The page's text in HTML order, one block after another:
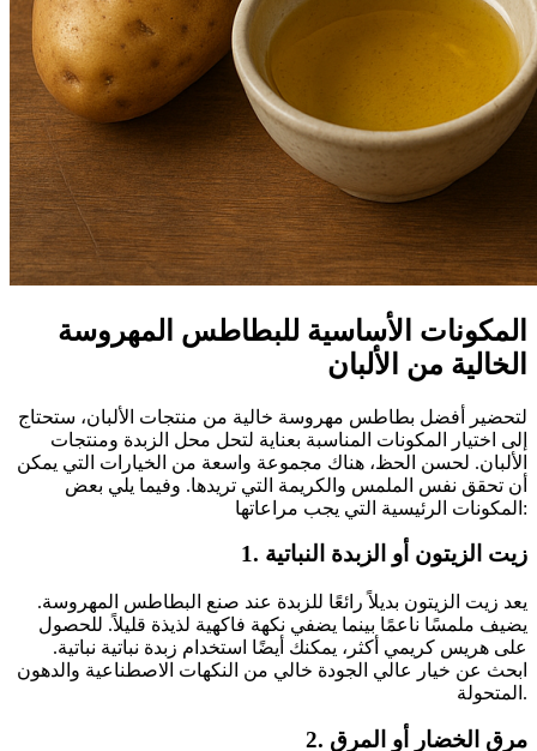
المكونات الأساسية للبطاطس المهروسة
الخالية من الألبان
لتحضير أفضل بطاطس مهروسة خالية من منتجات الألبان، ستحتاج
إلى اختيار المكونات المناسبة بعناية لتحل محل الزبدة ومنتجات
الألبان. لحسن الحظ، هناك مجموعة واسعة من الخيارات التي يمكن
أن تحقق نفس الملمس والكريمة التي تريدها. وفيما يلي بعض
المكونات الرئيسية التي يجب مراعاتها:
1. زيت الزيتون أو الزبدة النباتية
يعد زيت الزيتون بديلاً رائعًا للزبدة عند صنع البطاطس المهروسة.
يضيف ملمسًا ناعمًا بينما يضفي نكهة فاكهية لذيذة قليلاً. للحصول
على هريس كريمي أكثر، يمكنك أيضًا استخدام زبدة نباتية نباتية.
ابحث عن خيار عالي الجودة خالي من النكهات الاصطناعية والدهون
المتحولة.
2. مرق الخضار أو المرق